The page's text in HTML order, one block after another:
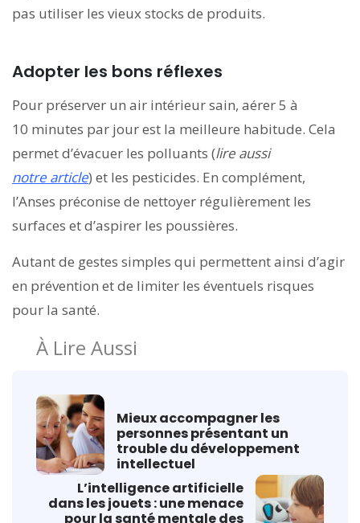
pas utiliser les vieux stocks de produits.
Adopter les bons réflexes
Pour préserver un air intérieur sain, aérer 5 à
10 minutes par jour est la meilleure habitude. Cela
permet d’évacuer les polluants (lire aussi
notre article) et les pesticides. En complément,
l’Anses préconise de nettoyer régulièrement les
surfaces et d’aspirer les poussières.
Autant de gestes simples qui permettent ainsi d’agir
en prévention et de limiter les éventuels risques
pour la santé.
À Lire Aussi
Mieux accompagner les
personnes présentant un
trouble du développement
intellectuel
L’intelligence artificielle
dans les jouets : une menace
pour la santé mentale des